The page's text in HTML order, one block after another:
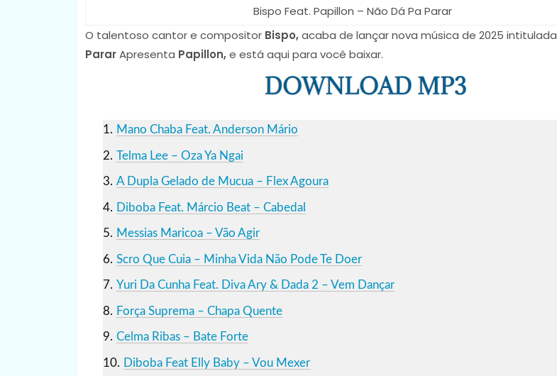
Bispo Feat. Papillon – Não Dá Pa Parar
O talentoso cantor e compositor Bispo,acaba de lançar nova música de 2025 intitulada
PararApresenta Papillon,e está aqui para você baixar.
Mano Chaba Feat. Anderson Mário
Telma Lee – Oza Ya Ngai
A Dupla Gelado de Mucua – Flex Agoura
Diboba Feat. Márcio Beat – Cabedal
Messias Maricoa – Vão Agir
Scro Que Cuia – Minha Vida Não Pode Te Doer
Yuri Da Cunha Feat. Diva Ary & Dada 2 – Vem Dançar
Força Suprema – Chapa Quente
Celma Ribas – Bate Forte
Diboba Feat Elly Baby – Vou Mexer